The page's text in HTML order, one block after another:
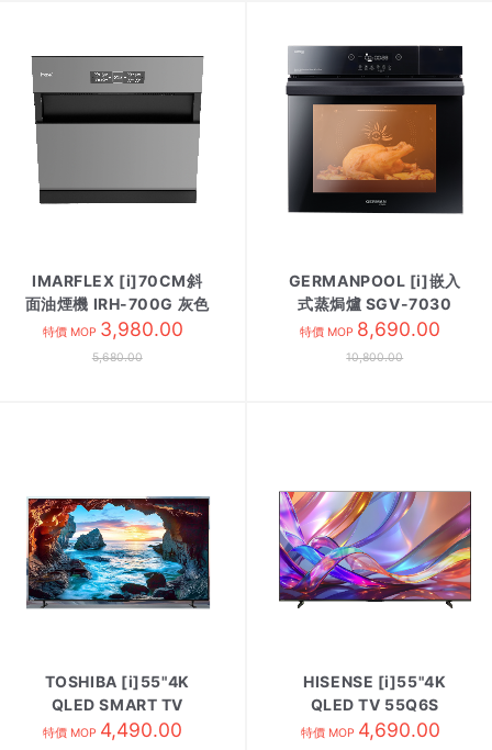
IMARFLEX [i]70CM斜
面油煙機 IRH-700G 灰色
特價 MOP 3,980.00
5,680.00
GERMANPOOL [i]嵌入
式蒸焗爐 SGV-7030
特價 MOP 8,690.00
10,800.00
TOSHIBA [i]55"4K
QLED SMART TV
55M550NK
特價 MOP 4,490.00
HISENSE [i]55"4K
QLED TV 55Q6S
特價 MOP 4,690.00